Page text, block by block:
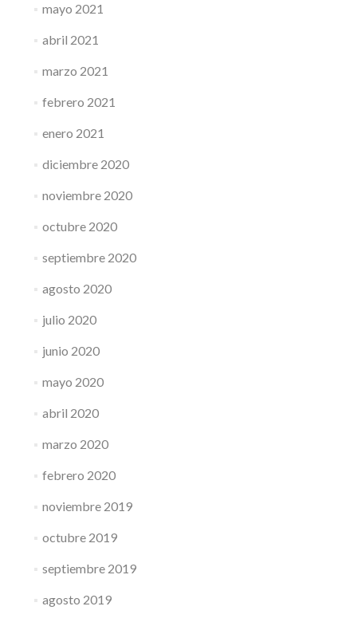
mayo 2021
abril 2021
marzo 2021
febrero 2021
enero 2021
diciembre 2020
noviembre 2020
octubre 2020
septiembre 2020
agosto 2020
julio 2020
junio 2020
mayo 2020
abril 2020
marzo 2020
febrero 2020
noviembre 2019
octubre 2019
septiembre 2019
agosto 2019